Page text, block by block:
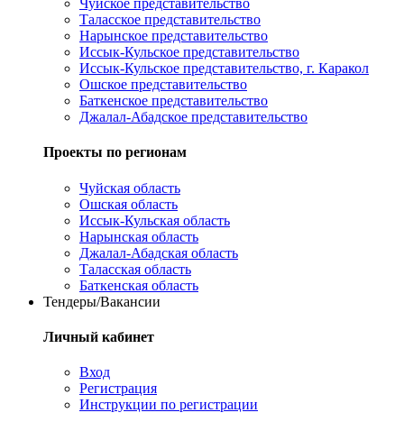
Чуйское представительство
Таласское представительство
Нарынское представительство
Иссык-Кульское представительство
Иссык-Кульское представительство, г. Каракол
Ошское представительство
Баткенское представительство
Джалал-Абадское представительство
Проекты по регионам
Чуйская область
Ошская область
Иссык-Кульская область
Нарынская область
Джалал-Абадская область
Таласская область
Баткенская область
Тендеры/Вакансии
Личный кабинет
Вход
Регистрация
Инструкции по регистрации